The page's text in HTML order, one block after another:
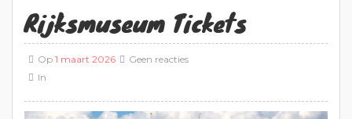
Rijksmuseum Tickets
Op 1 maart 2026
In
Geen reacties